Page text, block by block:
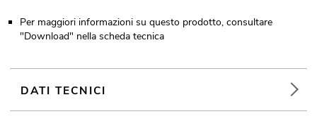
Per maggiori informazioni su questo prodotto, consultare
"Download" nella scheda tecnica
DATI TECNICI